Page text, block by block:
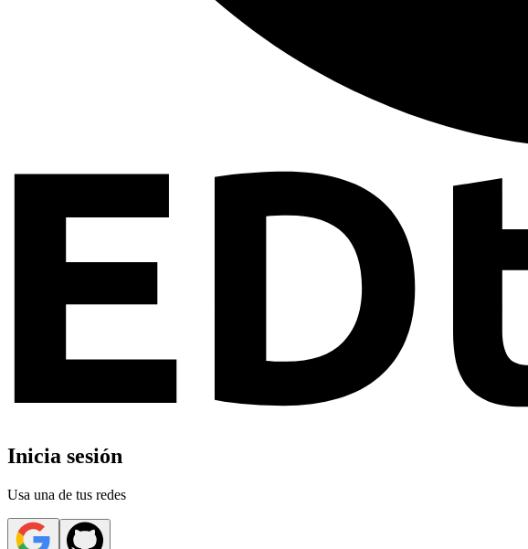
Inicia sesión
Usa una de tus redes